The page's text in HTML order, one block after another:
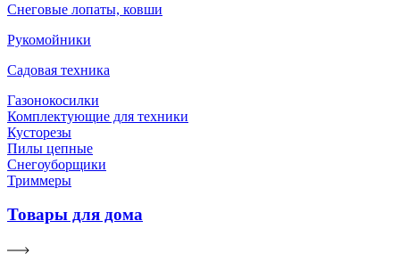
Снеговые лопаты, ковши
Рукомойники
Садовая техника
Газонокосилки
Комплектующие для техники
Кусторезы
Пилы цепные
Снегоуборщики
Триммеры
Товары для дома